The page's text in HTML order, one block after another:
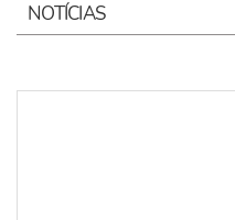
NOTÍCIAS